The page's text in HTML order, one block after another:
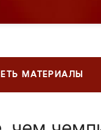
МАТЕРИАЛЫ